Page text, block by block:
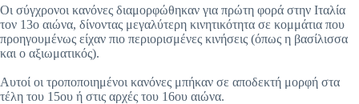
Οι σύγχρονοι κανόνες διαμορφώθηκαν για πρώτη φορά στην Ιταλία
τον 13ο αιώνα, δίνοντας μεγαλύτερη κινητικότητα σε κομμάτια που
προηγουμένως είχαν πιο περιορισμένες κινήσεις (όπως η βασίλισσα
και ο αξιωματικός).
Αυτοί οι τροποποιημένοι κανόνες μπήκαν σε αποδεκτή μορφή στα
τέλη του 15ου ή στις αρχές του 16ου αιώνα.